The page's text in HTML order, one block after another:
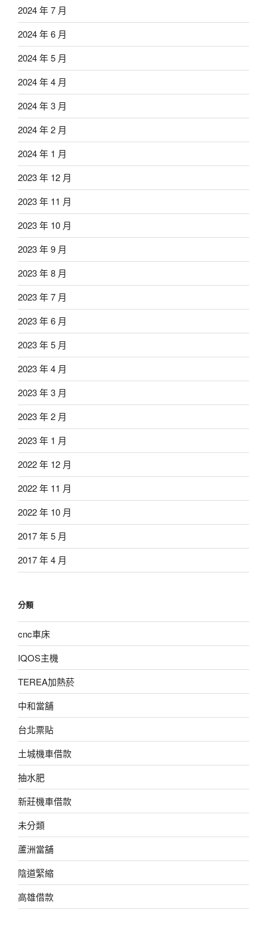
2024 年 7 月
2024 年 6 月
2024 年 5 月
2024 年 4 月
2024 年 3 月
2024 年 2 月
2024 年 1 月
2023 年 12 月
2023 年 11 月
2023 年 10 月
2023 年 9 月
2023 年 8 月
2023 年 7 月
2023 年 6 月
2023 年 5 月
2023 年 4 月
2023 年 3 月
2023 年 2 月
2023 年 1 月
2022 年 12 月
2022 年 11 月
2022 年 10 月
2017 年 5 月
2017 年 4 月
分類
cnc車床
IQOS主機
TEREA加熱菸
中和當舖
台北票貼
土城機車借款
抽水肥
新莊機車借款
未分類
蘆洲當舖
陰道緊縮
高雄借款